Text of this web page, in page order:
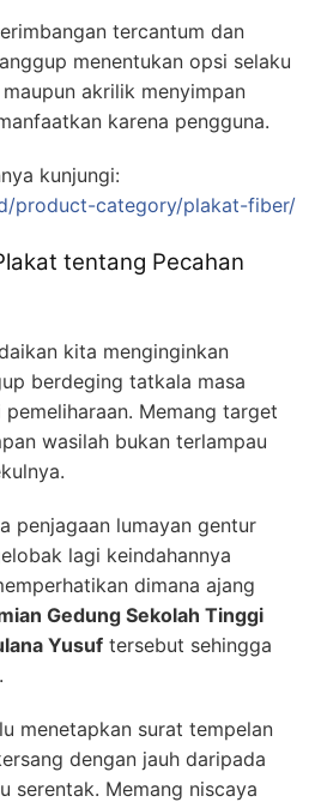
tercantum dan
menentukan opsi selaku
akrilik menyimpan
karena pengguna.
kunjungi:
product-category/plakat-fiber/
tentang Pecahan
kita menginginkan
berdeging tatkala masa
Memang target
wasilah bukan terlampau
penjagaan lumayan gentur
lagi keindahannya
dimana ajang
Gedung Sekolah Tinggi
Yusuf tersebut sehingga
menetapkan surat tempelan
dengan jauh daripada
serentak. Memang niscaya